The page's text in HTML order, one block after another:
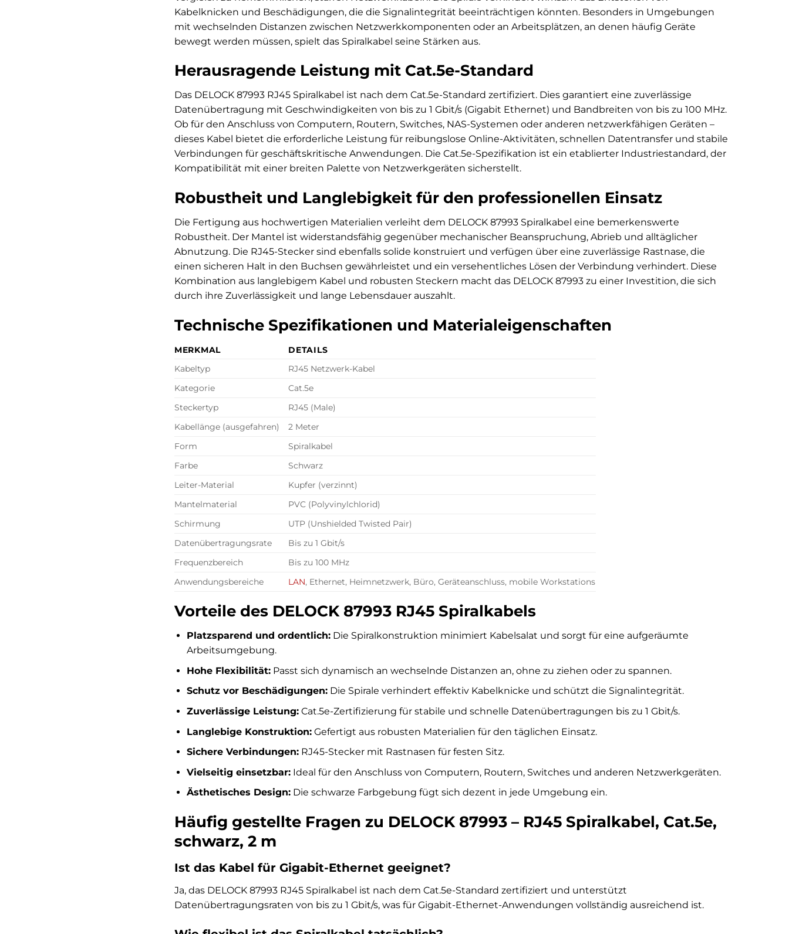
Kabelknicken und Beschädigungen, die die Signalintegrität beeinträchtigen könnten. Besonders in Umgebungen
mit wechselnden Distanzen zwischen Netzwerkkomponenten oder an Arbeitsplätzen, an denen häufig Geräte
bewegt werden müssen, spielt das Spiralkabel seine Stärken aus.
Herausragende Leistung mit Cat.5e-Standard
Das DELOCK 87993 RJ45 Spiralkabel ist nach dem Cat.5e-Standard zertifiziert. Dies garantiert eine zuverlässige
Datenübertragung mit Geschwindigkeiten von bis zu 1 Gbit/s (Gigabit Ethernet) und Bandbreiten von bis zu 100 MHz.
Ob für den Anschluss von Computern, Routern, Switches, NAS-Systemen oder anderen netzwerkfähigen Geräten –
dieses Kabel bietet die erforderliche Leistung für reibungslose Online-Aktivitäten, schnellen Datentransfer und stabile
Verbindungen für geschäftskritische Anwendungen. Die Cat.5e-Spezifikation ist ein etablierter Industriestandard, der
Kompatibilität mit einer breiten Palette von Netzwerkgeräten sicherstellt.
Robustheit und Langlebigkeit für den professionellen Einsatz
Die Fertigung aus hochwertigen Materialien verleiht dem DELOCK 87993 Spiralkabel eine bemerkenswerte
Robustheit. Der Mantel ist widerstandsfähig gegenüber mechanischer Beanspruchung, Abrieb und alltäglicher
Abnutzung. Die RJ45-Stecker sind ebenfalls solide konstruiert und verfügen über eine zuverlässige Rastnase, die
einen sicheren Halt in den Buchsen gewährleistet und ein versehentliches Lösen der Verbindung verhindert. Diese
Kombination aus langlebigem Kabel und robusten Steckern macht das DELOCK 87993 zu einer Investition, die sich
durch ihre Zuverlässigkeit und lange Lebensdauer auszahlt.
Technische Spezifikationen und Materialeigenschaften
MERKMAL
DETAILS
Kabeltyp
RJ45 Netzwerk-Kabel
Kategorie
Cat.5e
Steckertyp
RJ45 (Male)
Kabellänge (ausgefahren)
2 Meter
Form
Spiralkabel
Farbe
Schwarz
Leiter-Material
Kupfer (verzinnt)
Mantelmaterial
PVC (Polyvinylchlorid)
Schirmung
UTP (Unshielded Twisted Pair)
Datenübertragungsrate
Bis zu 1 Gbit/s
Frequenzbereich
Bis zu 100 MHz
Anwendungsbereiche
LAN, Ethernet, Heimnetzwerk, Büro, Geräteanschluss, mobile Workstations
Vorteile des DELOCK 87993 RJ45 Spiralkabels
Platzsparend und ordentlich:Die Spiralkonstruktion minimiert Kabelsalat und sorgt für eine aufgeräumte
Arbeitsumgebung.
Hohe Flexibilität:Passt sich dynamisch an wechselnde Distanzen an, ohne zu ziehen oder zu spannen.
Schutz vor Beschädigungen:Die Spirale verhindert effektiv Kabelknicke und schützt die Signalintegrität.
Zuverlässige Leistung:Cat.5e-Zertifizierung für stabile und schnelle Datenübertragungen bis zu 1 Gbit/s.
Langlebige Konstruktion:Gefertigt aus robusten Materialien für den täglichen Einsatz.
Sichere Verbindungen:RJ45-Stecker mit Rastnasen für festen Sitz.
Vielseitig einsetzbar:Ideal für den Anschluss von Computern, Routern, Switches und anderen Netzwerkgeräten.
Ästhetisches Design:Die schwarze Farbgebung fügt sich dezent in jede Umgebung ein.
Häufig gestellte Fragen zu DELOCK 87993 – RJ45 Spiralkabel, Cat.5e,
schwarz, 2 m
Ist das Kabel für Gigabit-Ethernet geeignet?
Ja, das DELOCK 87993 RJ45 Spiralkabel ist nach dem Cat.5e-Standard zertifiziert und unterstützt
Datenübertragungsraten von bis zu 1 Gbit/s, was für Gigabit-Ethernet-Anwendungen vollständig ausreichend ist.